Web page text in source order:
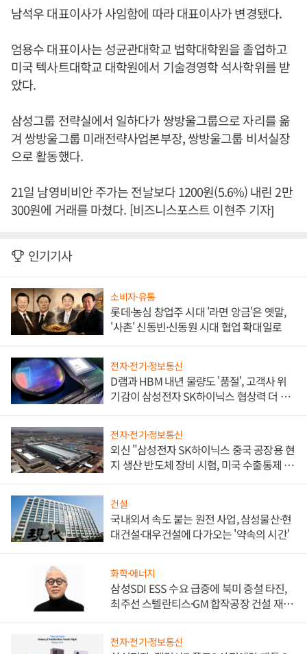
남석우 대표이사가 사임함에 따라 대표이사가 변경됐다.
엄용수 대표이사는 성균관대학교 법학대학원을 졸업하고
미국 텍사트대학교 대학원에서 기술경영학 석사학위를 받
았다.
삼성그룹 전략실에서 일하다가 쌍방울그룹으로 자리를 옮
겨 쌍방울그룹 미래전략사업본부장, 쌍방울그룹 비서실장
으로 활동했다.
21일 남영비비안 주가는 전날보다 1200원(5.6%) 내린 2만
300원에 거래를 마쳤다. [비즈니스포스트 이현주 기자]
인기기사
소비자·유통
롯데·농심 창업주 시대 '라면 앙금'은 옛말,
'사촌' 신동빈·신동원 시대 협업 확대일로
전자·전기·정보통신
D램과 HBM 내년 물량도 '품절', 고객사 위
기감이 삼성전자 SK하이닉스 협상력 더 키
전자·전기·정보통신
외신 "삼성전자 SK하이닉스 중국 공장용 현
지 생산 반도체 장비 시험, 미국 수출통제 대
건설
국내외서 속도 붙는 원전 사업, 삼성물산·현
대건설·대우건설에 다가오는 '약속의 시간'
화학·에너지
삼성SDI ESS 수요 급증에 북미 증설 타진,
최주선 스텔란티스·GM 합작공장 건설 재추
전자·전기·정보통신